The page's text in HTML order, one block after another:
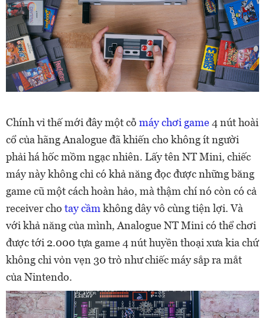
Chính vỉ thế mới đây một cỗ máy chơi game4 nút hoài
cổ của hãng Analogue đã khiến cho không ít người
phải há hốc mồm ngạc nhiên. Lấy tên NT Mini, chiếc
máy này không chỉ có khả năng đọc được những băng
game cũ một cách hoàn hảo, mà thậm chí nó còn có cả
receiver cho tay cầm không dây vô cùng tiện lợi. Và
với khả năng của mình, Analogue NT Mini có thể chơi
được tới 2.000 tựa game 4 nút huyền thoại xưa kia chứ
không chỉ vỏn vẹn 30 trò như chiếc máy sắp ra mắt
của Nintendo.